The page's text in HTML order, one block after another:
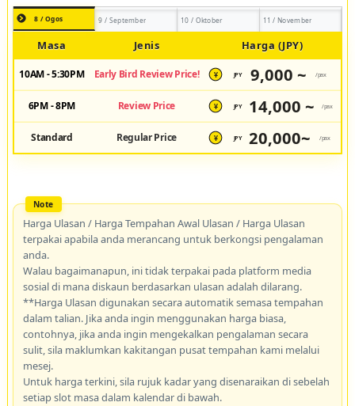
8 / Ogos 9 / September 10 / Oktober 11 / November
Masa Jenis Harga (JPY)
10AM - 5:30PM Early Bird Review Price! ¥ JPY 9,000 ~ /pax
6PM - 8PM Review Price ¥ JPY 14,000 ~ /pax
Standard Regular Price ¥ JPY 20,000~ /pax
Harga Ulasan / Harga Tempahan Awal Ulasan / Harga Ulasan
terpakai apabila anda merancang untuk berkongsi pengalaman
anda.
Walau bagaimanapun, ini tidak terpakai pada platform media
sosial di mana diskaun berdasarkan ulasan adalah dilarang.
**Harga Ulasan digunakan secara automatik semasa tempahan
dalam talian. Jika anda ingin menggunakan harga biasa,
contohnya, jika anda ingin mengekalkan pengalaman secara
sulit, sila maklumkan kakitangan pusat tempahan kami melalui
mesej.
Untuk harga terkini, sila rujuk kadar yang disenaraikan di sebelah
setiap slot masa dalam kalendar di bawah.